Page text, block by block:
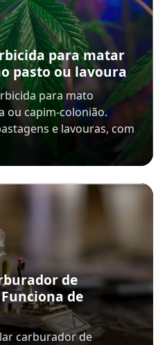
para matar
pasto ou lavoura
para mato
ou capim-colonião.
e lavouras, com
de
de
carburador de